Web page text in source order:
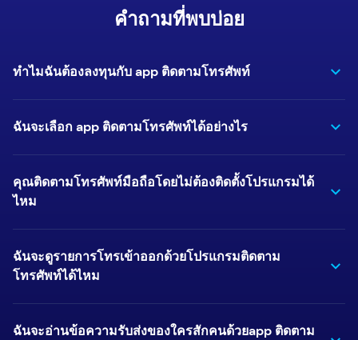
คำถามที่พบบ่อย
ทำไมฉันต้องลงทุนกับ app ติดตามโทรศัพท์
ฉันจะเลือก app ติดตามโทรศัพท์ได้อย่างไร
คุณติดตามโทรศัพท์มือถือโดยไม่ต้องติดตั้งโปรแกรมได้
ไหม
ฉันจะดูรายการโทรเข้าออกด้วยโปรแกรมติดตาม
โทรศัพท์ได้ไหม
ฉันจะอ่านข้อความรับส่งของใครสักคนด้วยapp ติดตาม